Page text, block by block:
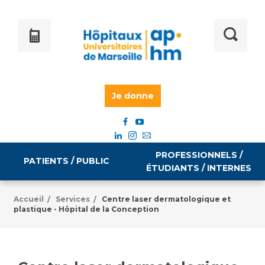
Je donne
PATIENTS / PUBLIC
Informations pratiques
PROFESSIONNELS /
ÉTUDIANTS / INTERNES
Égalité professionnelle
Emploi / formation
Accueil / Services /
Centre laser dermatologique et
plastique - Hôpital de la Conception